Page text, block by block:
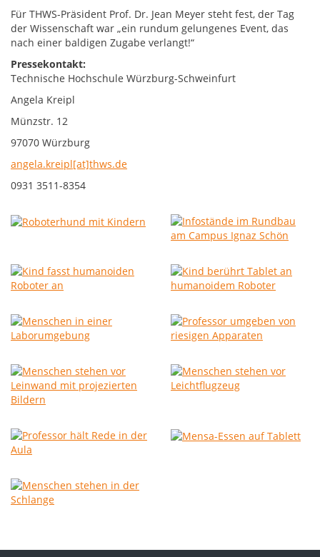
Für THWS-Präsident Prof. Dr. Jean Meyer steht fest, der Tag
der Wissenschaft war „ein rundum gelungenes Event, das
nach einer baldigen Zugabe verlangt!“
Pressekontakt:
Technische Hochschule Würzburg-Schweinfurt
Angela Kreipl
Münzstr. 12
97070 Würzburg
angela.kreipl[at]thws.de
0931 3511-8354